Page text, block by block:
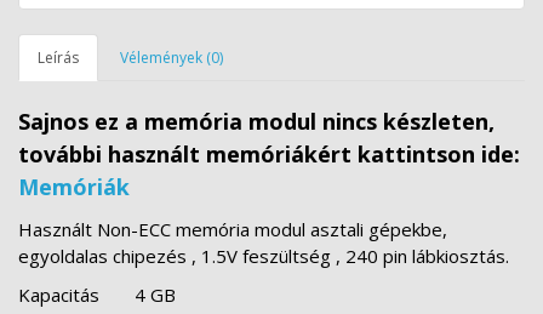
Leírás Vélemények (0)
Sajnos ez a memória modul nincs készleten,
további használt memóriákért kattintson ide:
Memóriák
Használt Non-ECC memória modul asztali gépekbe,
egyoldalas chipezés , 1.5V feszültség , 240 pin lábkiosztás.
Kapacitás
4 GB